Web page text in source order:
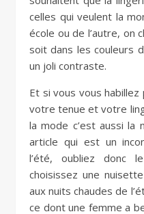
celles qui veulent la
école ou de l’autre, on
soit dans les couleurs
un joli contraste.
Et si vous vous
votre tenue et votre
la mode c’est aussi la
article qui est un
l’été, oubliez donc
choisissez une
aux nuits chaudes de
ce dont une femme a